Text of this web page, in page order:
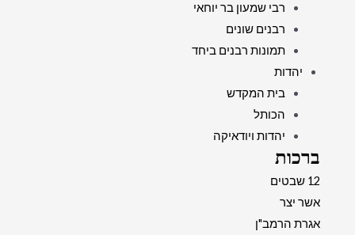
רבי שמעון בר יוחאי
רבנים שונים
תמונות רבנים ביחד
יהדות
בית המקדש
הכותל
יהדות ויודאיקה
ברכות
12 שבטים
אשר יצר
אגרת הרמב"ן